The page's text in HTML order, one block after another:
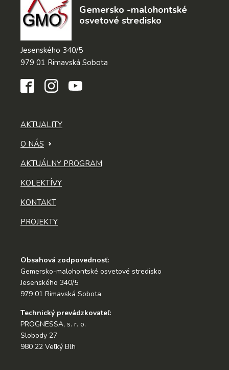
Gemersko -malohontské
osvetové stredisko
Jesenského 340/5
979 01 Rimavská Sobota
AKTUALITY
O NÁS
AKTUÁLNY PROGRAM
KOLEKTÍVY
KONTAKT
PROJEKTY
Obsahová zodpovednosť:
Gemersko-malohontské osvetové stredisko
Jesenského 340/5
979 01 Rimavská Sobota
Technický prevádzkovateľ:
PROGNESSA, s. r. o.
Slobody 27
980 22 Veľký Blh